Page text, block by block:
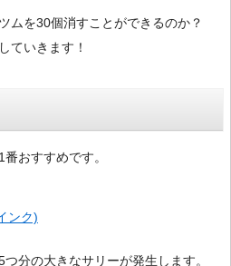
ムを30個消すことができるのか？
ていきます！
おすすめです。
ンク)
分の大きなサリーが発生します。